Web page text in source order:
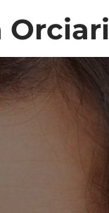
Orciari